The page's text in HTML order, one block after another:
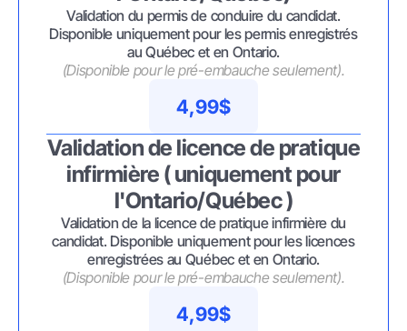
Validation du permis de conduire du candidat.
Disponible uniquement pour les permis enregistrés
au Québec et en Ontario.
(Disponible pour le pré-embauche seulement).
4,99$
Validation de licence de pratique
infirmière ( uniquement pour
l'Ontario/Québec )
Validation de la licence de pratique infirmière du
candidat. Disponible uniquement pour les licences
enregistrées au Québec et en Ontario.
(Disponible pour le pré-embauche seulement).
4,99$